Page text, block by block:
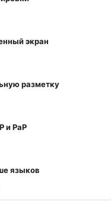
экран
разметку
и PaP
языков